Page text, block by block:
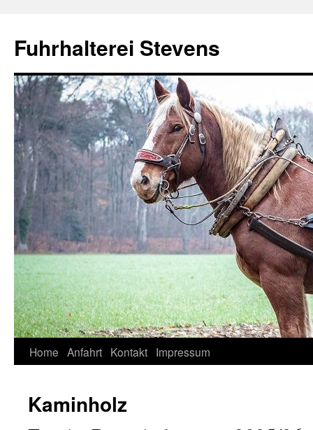
Fuhrhalterei Stevens
Springe
Inhalt
Home Anfahrt Kontakt Impressum
Kaminholz